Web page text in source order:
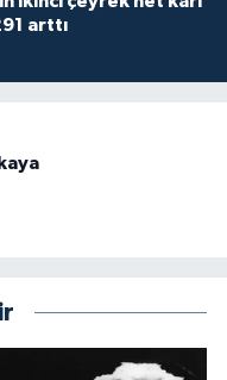
arttı